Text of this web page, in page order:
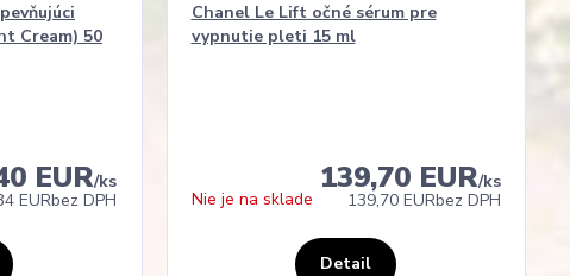
Cream) 50
EUR/ks
EURbez DPH
Chanel Le Lift očné sérum pre
vypnutie pleti 15 ml
139,70 EUR/ks
139,70 EURbez DPH
Nie je na sklade
Detail